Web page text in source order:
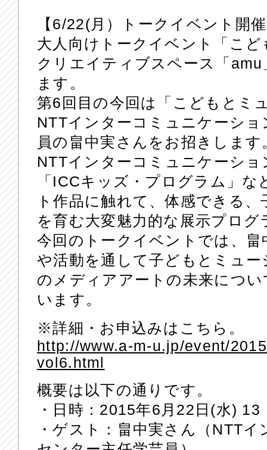
【6/22(月）トークイベント開
大人向けトークイベント「こ
クリエイティブスペース「
ます。
第6回目の今回は「こどもとミ
NTTインターコミュニケーシ
員の畠中実さんをお招きします
NTTインターコミュニケーシ
「ICCキッズ・プログラム」
ト作品に触れて、体感できる
を育む大変魅力的な展示プロ
今回のトークイベントでは、
や活動を通して子どもとミュ
のメディアアートの未来につ
います。
※詳細・お申込みはこちら。
http://www.a-m-u.jp/event/
vol6.html
概要は以下の通りです。
・日時：2015年6月22日(水)
・ゲスト：畠中実さん（NTT